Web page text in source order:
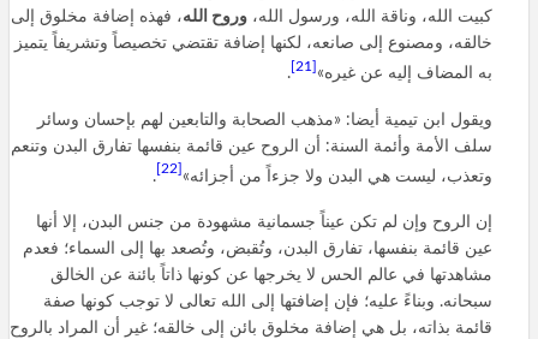
كبيت الله، وناقة الله، ورسول الله، وروح الله، فهذه إضافة مخلوق إلى
خالقه، ومصنوع إلى صانعه، لكنها إضافة تقتضي تخصيصاً وتشريفاً يتميز
به المضاف إليه عن غيره»
.
ويقول ابن تيمية أيضا: «مذهب الصحابة والتابعين لهم بإحسان وسائر
سلف الأمة وأئمة السنة: أن الروح عين قائمة بنفسها تفارق البدن وتنعم
وتعذب، ليست هي البدن ولا جزءاً من أجزائه»
.
إن الروح وإن لم تكن عيناً جسمانية مشهودة من جنس البدن، إلا أنها
عين قائمة بنفسها، تفارق البدن، وتُقبض، وتُصعد بها إلى السماء؛ فعدم
مشاهدتها في عالم الحس لا يخرجها عن كونها ذاتاً بائنة عن الخالق
سبحانه. وبناءً عليه؛ فإن إضافتها إلى الله تعالى لا توجب كونها صفة
قائمة بذاته، بل هي إضافة مخلوق بائن إلى خالقه؛ غير أن المراد بالروح